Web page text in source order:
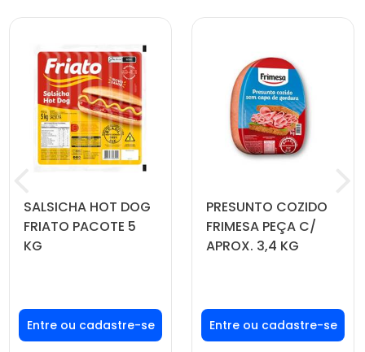
SALSICHA HOT DOG
FRIATO PACOTE 5
KG
Faça seu login ou
cadastre-se para
ver preços e
PRESUNTO COZIDO
FRIMESA PEÇA C/
APROX. 3,4 KG
Faça seu login ou
cadastre-se para
ver preços e